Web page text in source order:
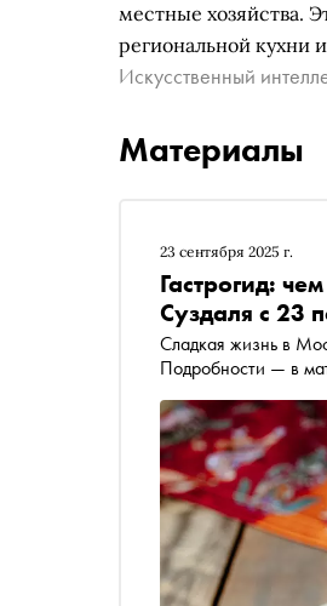
местные хозяйства.
региональной кухни
Искусственный
Материалы
23 сентября 2025 г.
Гастрогид:
Суздаля с 23
Сладкая жизнь в
Подробности — в